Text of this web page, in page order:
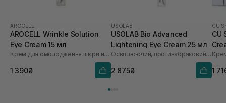
AROCELL
AROCELL Wrinkle Solution
Eye Cream 15 мл
Крем для омолодження шкіри навколо очей
1 390₴
USOLAB
USOLAB Bio Advanced
Lightening Eye Cream 25 мл
Освітлюючий, протинабряковий та омолоджуючий крем для очей
2 875₴
CU
CU
1